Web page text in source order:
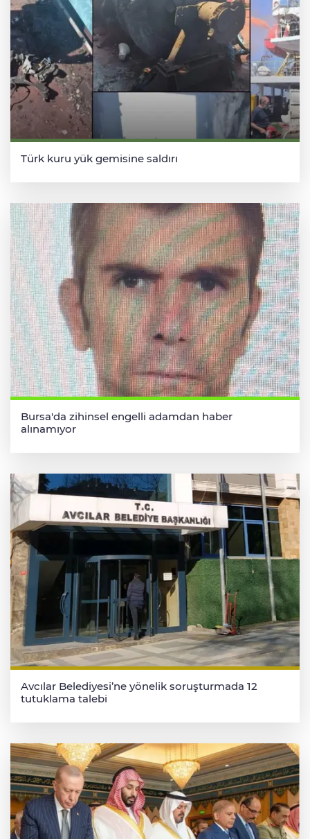
Türk kuru yük gemisine saldırı
Bursa'da zihinsel engelli adamdan haber
alınamıyor
Avcılar Belediyesi’ne yönelik soruşturmada 12
tutuklama talebi